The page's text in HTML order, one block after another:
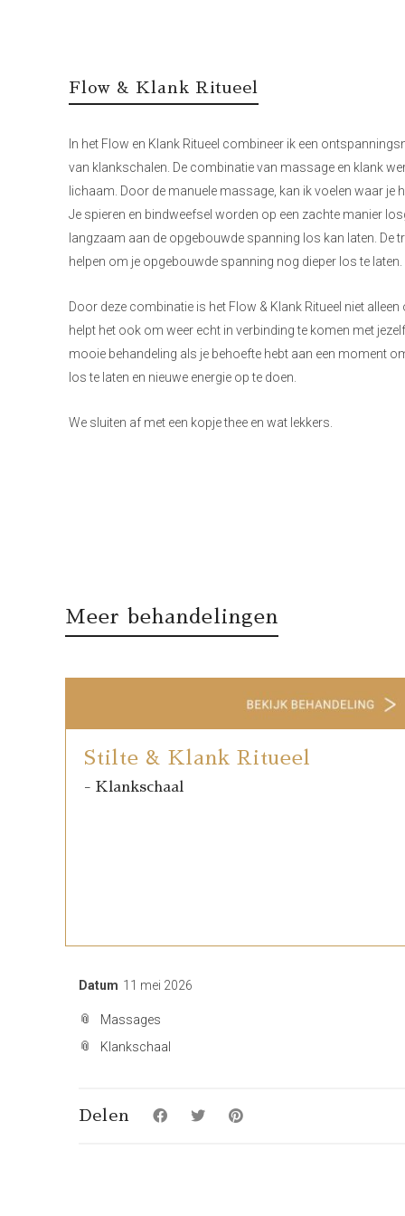
Flow & Klank Ritueel
In het Flow en Klank Ritueel combineer ik een
van klankschalen. De combinatie van massage en klank
lichaam. Door de manuele massage, kan ik voelen waar je
Je spieren en bindweefsel worden op een zachte manier
langzaam aan de opgebouwde spanning los kan laten. De
helpen om je opgebouwde spanning nog dieper los te laten.
Door deze combinatie is het Flow & Klank Ritueel niet
helpt het ook om weer echt in verbinding te komen met
mooie behandeling als je behoefte hebt aan een moment
los te laten en nieuwe energie op te doen.
We sluiten af met een kopje thee en wat lekkers.
Meer behandelingen
Stilte & Klank Ritueel
- Klankschaal
Datum 11 mei 2026
Massages
Klankschaal
Delen